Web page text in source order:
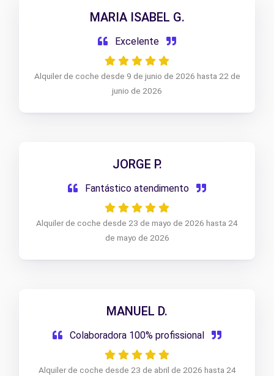
MARIA ISABEL G.
Excelente
Alquiler de coche desde 9 de junio de 2026 hasta 22 de
junio de 2026
JORGE P.
Fantástico atendimento
Alquiler de coche desde 23 de mayo de 2026 hasta 24
de mayo de 2026
MANUEL D.
Colaboradora 100% profissional
Alquiler de coche desde 23 de abril de 2026 hasta 24